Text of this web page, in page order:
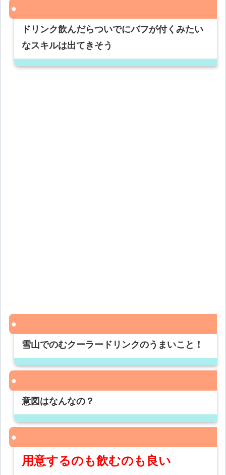
ドリンク飲んだらついでにバフが付くみたい
なスキルは出てきそう
雪山でのむクーラードリンクのうまいこと！
意図はなんなの？
用意するのも飲むのも良い